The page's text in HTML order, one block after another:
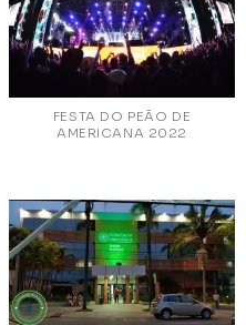
FESTA DO PEÃO DE
AMERICANA 2022